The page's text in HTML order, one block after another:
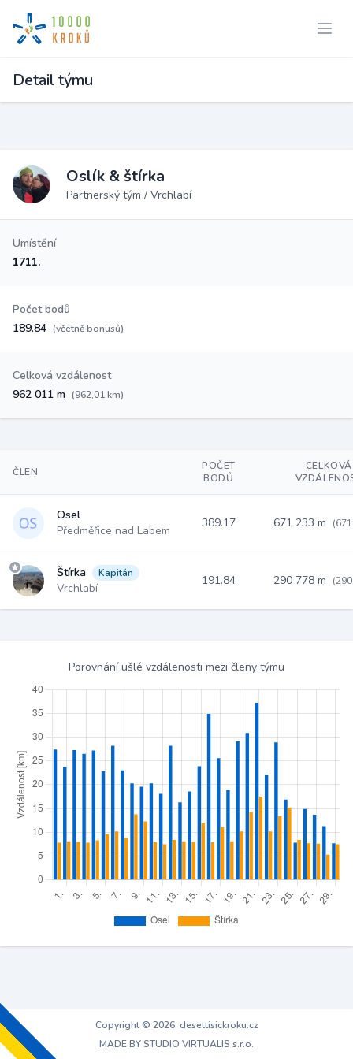
Detail týmu
Oslík & štírka
Partnerský tým / Vrchlabí
Umístění
1711.
Počet bodů
189.84 (včetně bonusů)
Celková vzdálenost
962 011 m (962,01 km)
ČLEN
POČET
BODŮ
CELKOVÁ
Osel
Předměřice nad Labem
389.17 671 233 m
Štírka Kapitán
Vrchlabí
191.84 290 778 m
Porovnání ušlé vzdálenosti mezi členy týmu
Copyright © 2026, desettisickroku.cz
MADE BY STUDIO VIRTUALIS s.r.o.